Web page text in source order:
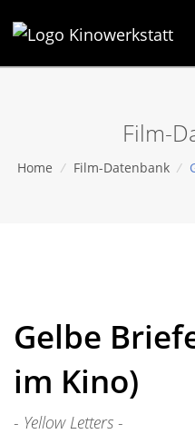
Film-
Home / Film-Datenbank /
Gelbe
im Kino)
- Yellow Letters -